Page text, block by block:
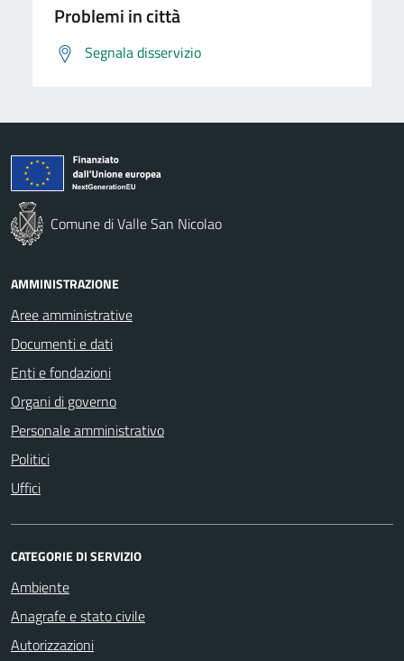
Problemi in città
Segnala disservizio
Comune di Valle San Nicolao
AMMINISTRAZIONE
Aree amministrative
Documenti e dati
Enti e fondazioni
Organi di governo
Personale amministrativo
Politici
Uffici
CATEGORIE DI SERVIZIO
Ambiente
Anagrafe e stato civile
Autorizzazioni